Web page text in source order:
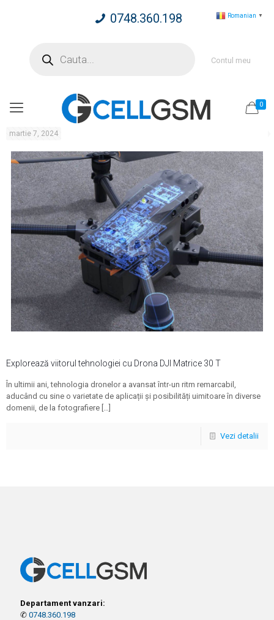
0748.360.198
search
Contul meu
0
martie 7, 2024
Explorează viitorul tehnologiei cu Drona DJI Matrice 30 T
În ultimii ani, tehnologia dronelor a avansat într-un ritm remarcabil,
aducând cu sine o varietate de aplicații și posibilități uimitoare în diverse
domenii, de la fotografiere […]
Vezi detalii
Departament vanzari:
✆ 0748.360.198
Romanian ▼